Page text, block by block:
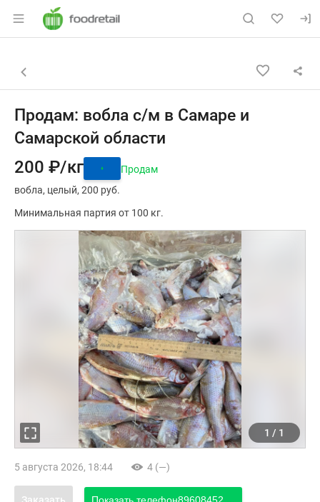
Раздел навигации по сайту
Объявление: Продам: вобла
Навигация и управление объявлением
Назад к списку объявлений
Продам: вобла с/м в Самаре и
Самарской области
200 ₽/кг
Продам
вобла целый 200 руб.
Минимальная партия от 100 кг.
1 / 1
5 августа 2026, 18:44 4 (—)